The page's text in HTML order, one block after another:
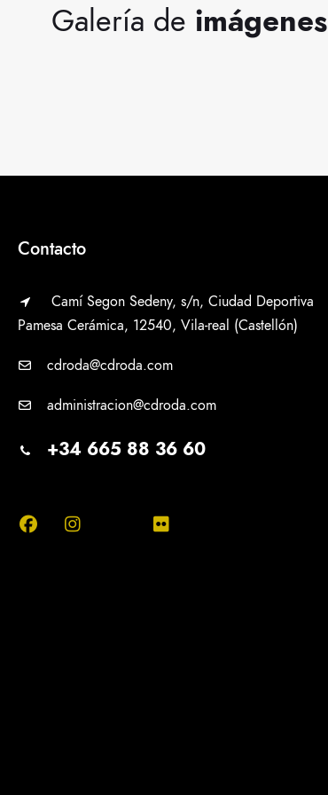
Galería de imágenes
Contacto
Camí Segon Sedeny, s/n, Ciudad Deportiva
Pamesa Cerámica, 12540, Vila-real (Castellón)
cdroda@cdroda.com
administracion@cdroda.com
+34 665 88 36 60